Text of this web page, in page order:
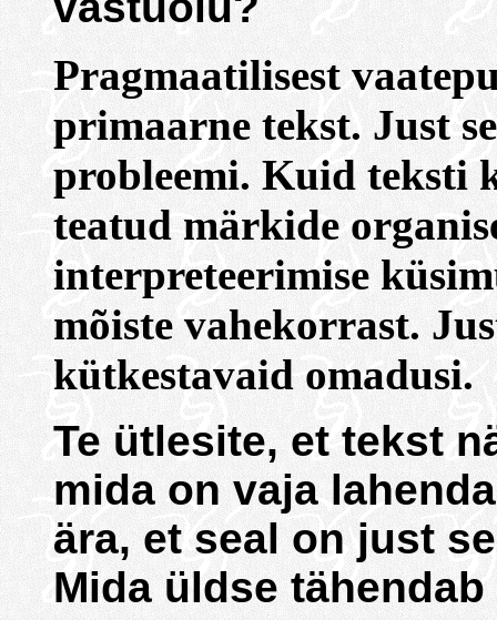
Pragmaatilisest
primaarne tekst. Just
probleemi. Kuid teksti
teatud märkide
interpreteerimise
mõiste vahekorrast.
kütkestavaid omadusi.
Te ütlesite, et tekst
mida on vaja
ära, et seal on just
Mida üldse